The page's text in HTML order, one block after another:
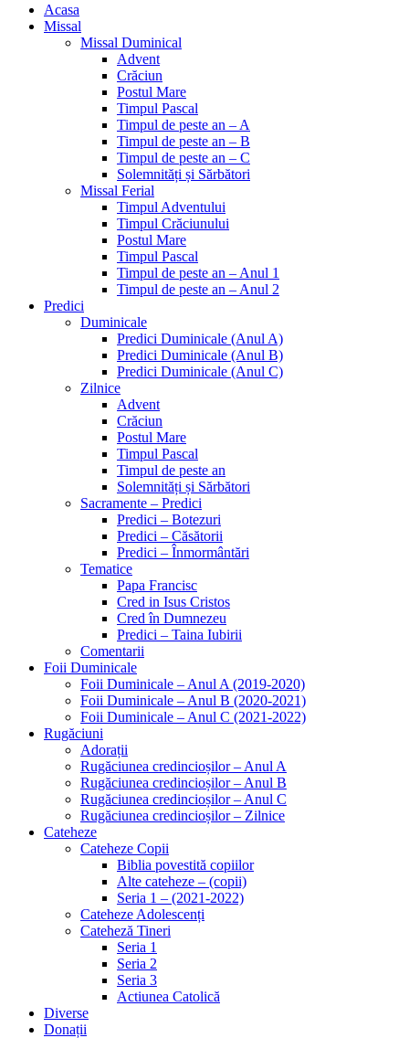
Acasa
Missal
Missal Duminical
Advent
Crăciun
Postul Mare
Timpul Pascal
Timpul de peste an – A
Timpul de peste an – B
Timpul de peste an – C
Solemnități și Sărbători
Missal Ferial
Timpul Adventului
Timpul Crăciunului
Postul Mare
Timpul Pascal
Timpul de peste an – Anul 1
Timpul de peste an – Anul 2
Predici
Duminicale
Predici Duminicale (Anul A)
Predici Duminicale (Anul B)
Predici Duminicale (Anul C)
Zilnice
Advent
Crăciun
Postul Mare
Timpul Pascal
Timpul de peste an
Solemnități și Sărbători
Sacramente – Predici
Predici – Botezuri
Predici – Căsătorii
Predici – Înmormântări
Tematice
Papa Francisc
Cred in Isus Cristos
Cred în Dumnezeu
Predici – Taina Iubirii
Comentarii
Foii Duminicale
Foii Duminicale – Anul A (2019-2020)
Foii Duminicale – Anul B (2020-2021)
Foii Duminicale – Anul C (2021-2022)
Rugăciuni
Adorații
Rugăciunea credincioșilor – Anul A
Rugăciunea credincioșilor – Anul B
Rugăciunea credincioșilor – Anul C
Rugăciunea credincioșilor – Zilnice
Cateheze
Cateheze Copii
Biblia povestită copiilor
Alte cateheze – (copii)
Seria 1 – (2021-2022)
Cateheze Adolescenți
Cateheză Tineri
Seria 1
Seria 2
Seria 3
Actiunea Catolică
Diverse
Donații